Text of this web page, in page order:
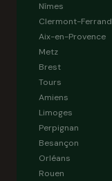
Nîmes
Clermont-Ferrand
Aix-en-Provence
Metz
Brest
Tours
Amiens
Limoges
Perpignan
Besançon
Orléans
Rouen